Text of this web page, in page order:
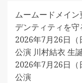
ムームードメイ
デンティティを守
2026年7月26日（
公演 川村結衣 生
2026年7月26日（
公演